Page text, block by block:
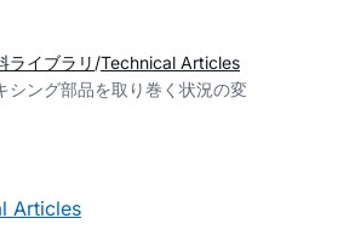
ライブラリ Technical Articles
シング部品を取り巻く状況の変
Articles